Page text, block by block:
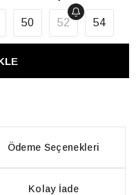
50 52 54
Ödeme Seçenekleri
Kolay İade